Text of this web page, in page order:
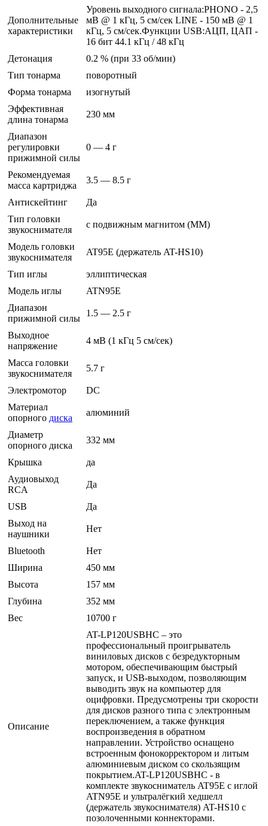
Дополнительные
характеристики
Уровень выходного сигнала:PHONO - 2,5
мВ @ 1 кГц, 5 см/сек LINE - 150 мВ @ 1
кГц, 5 см/сек.Функции USB:АЦП, ЦАП -
16 бит 44.1 кГц / 48 кГц
Детонация
0.2 % (при 33 об/мин)
Тип тонарма
поворотный
Форма тонарма
изогнутый
Эффективная
длина тонарма
230 мм
Диапазон
регулировки
прижимной силы
0 — 4 г
Рекомендуемая
масса картриджа
3.5 — 8.5 г
Антискейтинг
Да
Тип головки
звукоснимателя
с подвижным магнитом (MM)
Модель головки
звукоснимателя
AT95E (держатель AT-HS10)
Тип иглы
эллиптическая
Модель иглы
ATN95E
Диапазон
прижимной силы
1.5 — 2.5 г
Выходное
напряжение
4 мВ (1 кГц 5 см/сек)
Масса головки
звукоснимателя
5.7 г
Электромотор
DC
Материал
опорного диска
алюминий
Диаметр
опорного диска
332 мм
Крышка
да
Аудиовыход
RCA
Да
USB
Да
Выход на
наушники
Нет
Bluetooth
Нет
Ширина
450 мм
Высота
157 мм
Глубина
352 мм
Вес
10700 г
Описание
AT-LP120USBHC – это
профессиональный проигрыватель
виниловых дисков с безредукторным
мотором, обеспечивающим быстрый
запуск, и USB-выходом, позволяющим
выводить звук на компьютер для
оцифровки. Предусмотрены три скорости
для дисков разного типа с электронным
переключением, а также функция
воспроизведения в обратном
направлении. Устройство оснащено
встроенным фонокорректором и литым
алюминиевым диском со скользящим
покрытием.AT-LP120USBHC - в
комплекте звукосниматель AT95E с иглой
ATN95E и ультралёгкий хедшелл
(держатель звукоснимателя) AT-HS10 с
позолоченными коннекторами.